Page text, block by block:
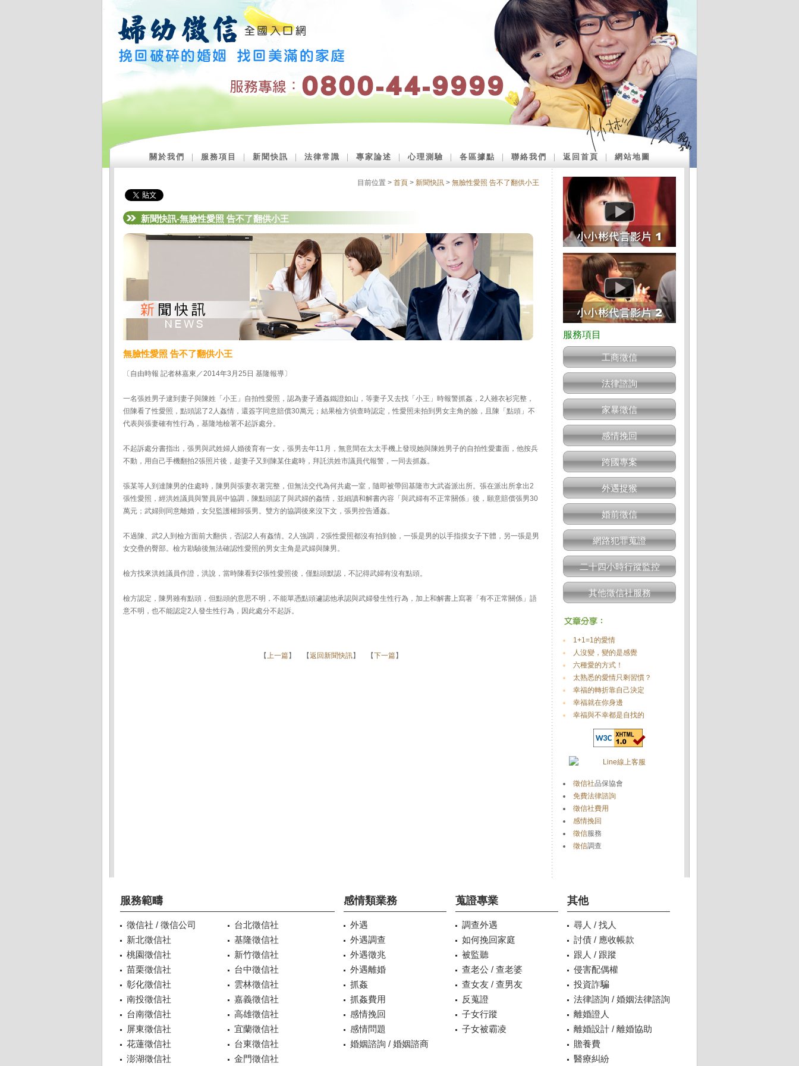
關於我們 服務項目 新聞快訊 法律常識 專家論述 ｜心理測驗 各區據點 聯絡我們 返回首頁 網站地圖
目前位置 > 首頁 > 新聞快訊 > 無臉性愛照 告不了翻供小王
新聞快訊-無臉性愛照 告不了翻供小王
無臉性愛照 告不了翻供小王
〔自由時報 記者林嘉東／2014年3月25日 基隆報導〕
一名張姓男子逮到妻子與陳姓「小王」自拍性愛照，認為妻子通姦鐵證如山，等妻子又去找「小王」時報警抓姦，2人雖衣衫完整，
但陳看了性愛照，點頭認了2人姦情，還簽字同意賠償30萬元；結果檢方偵查時認定，性愛照未拍到男女主角的臉，且陳「點頭」不
代表與張妻確有性行為，基隆地檢署不起訴處分。
不起訴處分書指出，張男與武姓婦人婚後育有一女，張男去年11月，無意間在太太手機上發現她與陳姓男子的自拍性愛畫面，他按兵
不動，用自己手機翻拍2張照片後，趁妻子又到陳某住處時，拜託洪姓市議員代報警，一同去抓姦。
張某等人到達陳男的住處時，陳男與張妻衣著完整，但無法交代為何共處一室，隨即被帶回基隆市大武崙派出所。張在派出所拿出2
張性愛照，經洪姓議員與警員居中協調，陳點頭認了與武婦的姦情，並細讀和解書內容「與武婦有不正常關係」後，願意賠償張男30
萬元；武婦則同意離婚，女兒監護權歸張男。雙方的協調後來沒下文，張男控告通姦。
不過陳、武2人到檢方面前大翻供，否認2人有姦情。2人強調，2張性愛照都沒有拍到臉，一張是男的以手指摸女子下體，另一張是男
女交疊的臀部。檢方勘驗後無法確認性愛照的男女主角是武婦與陳男。
檢方找來洪姓議員作證，洪說，當時陳看到2張性愛照後，僅點頭默認，不記得武婦有沒有點頭。
檢方認定，陳男雖有點頭，但點頭的意思不明，不能單憑點頭遽認他承認與武婦發生性行為，加上和解書上寫著「有不正常關係」語
意不明，也不能認定2人發生性行為，因此處分不起訴。
【上一篇】 【返回新聞快訊】 【下一篇】
工商徵信
法律諮詢
家暴徵信
感情挽回
跨國專案
外遇捉猴
婚前徵信
網路犯罪蒐證
二十四小時行蹤監控
其他徵信社服務
1+1=1的愛情
人沒變，變的是感覺
六種愛的方式！
太熟悉的愛情只剩習慣？
幸福的轉折靠自己決定
幸福就在你身邊
幸福與不幸都是自找的
徵信社品保協會
免費法律諮詢
徵信社費用
感情挽回
徵信服務
徵信調查
服務範疇
徵信社 / 徵信公司
台北徵信社
新北徵信社
基隆徵信社
桃園徵信社
新竹徵信社
苗栗徵信社
台中徵信社
彰化徵信社
雲林徵信社
南投徵信社
嘉義徵信社
台南徵信社
高雄徵信社
屏東徵信社
宜蘭徵信社
花蓮徵信社
台東徵信社
澎湖徵信社
金門徵信社
感情類業務
外遇
外遇調查
外遇徵兆
外遇離婚
抓姦
抓姦費用
感情挽回
感情問題
婚姻諮詢 / 婚姻諮商
蒐證專業
調查外遇
如何挽回家庭
被監聽
查老公 / 查老婆
查女友 / 查男友
反蒐證
子女行蹤
子女被霸凌
其他
尋人 / 找人
討債 / 應收帳款
跟人 / 跟蹤
侵害配偶權
投資詐騙
法律諮詢 / 婚姻法律諮詢
離婚證人
離婚設計 / 離婚協助
贍養費
醫療糾紛